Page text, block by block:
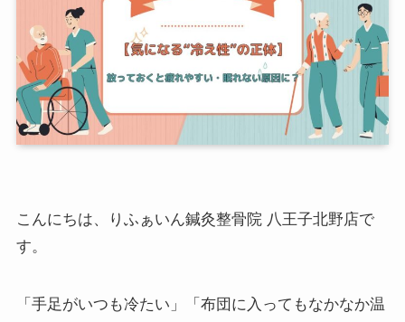
こんにちは、りふぁいん鍼灸整骨院 八王子北野店で
す。
「手足がいつも冷たい」「布団に入ってもなかなか温